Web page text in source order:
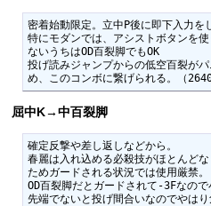
密着始動限定。立中P後に即下入力を
特にモダンでは、アシストボタンを
ないうちはOD百裂脚でもOK
投げ読みジャンプからの低空百裂が
め、このコンボに繋げられる。（
屈中K→中百裂脚
確定反撃や差し返しなどから。
春麗は入れ込める必殺技がほとんど
ためガードされる状況では使用厳禁。
OD百裂脚だとガードされて-3Fなの
先端でないと投げ間合いなのでやはり